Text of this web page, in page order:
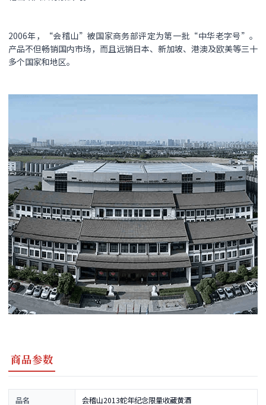
2006年，“会稽山”被国家商务部评定为第一批“中华老字号”。
产品不但畅销国内市场，而且远销日本、新加坡、港澳及欧美等三十
多个国家和地区。
商品参数
品名 会稽山2013蛇年纪念限量收藏黄酒